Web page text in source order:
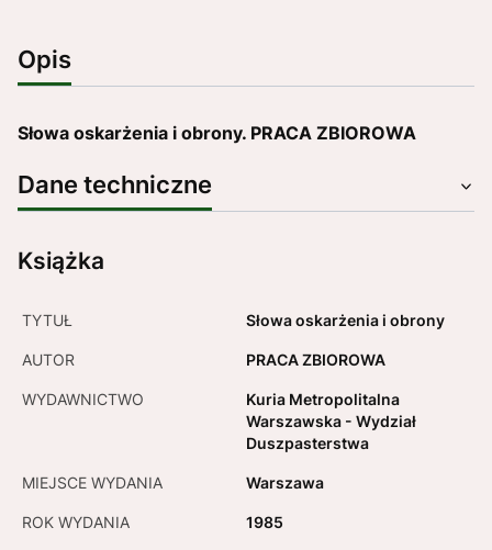
Opis
Słowa oskarżenia i obrony. PRACA ZBIOROWA
Dane techniczne
Książka
TYTUŁ Słowa oskarżenia i obrony
AUTOR PRACA ZBIOROWA
WYDAWNICTWO
Kuria Metropolitalna
Warszawska - Wydział
Duszpasterstwa
MIEJSCE WYDANIA Warszawa
ROK WYDANIA 1985